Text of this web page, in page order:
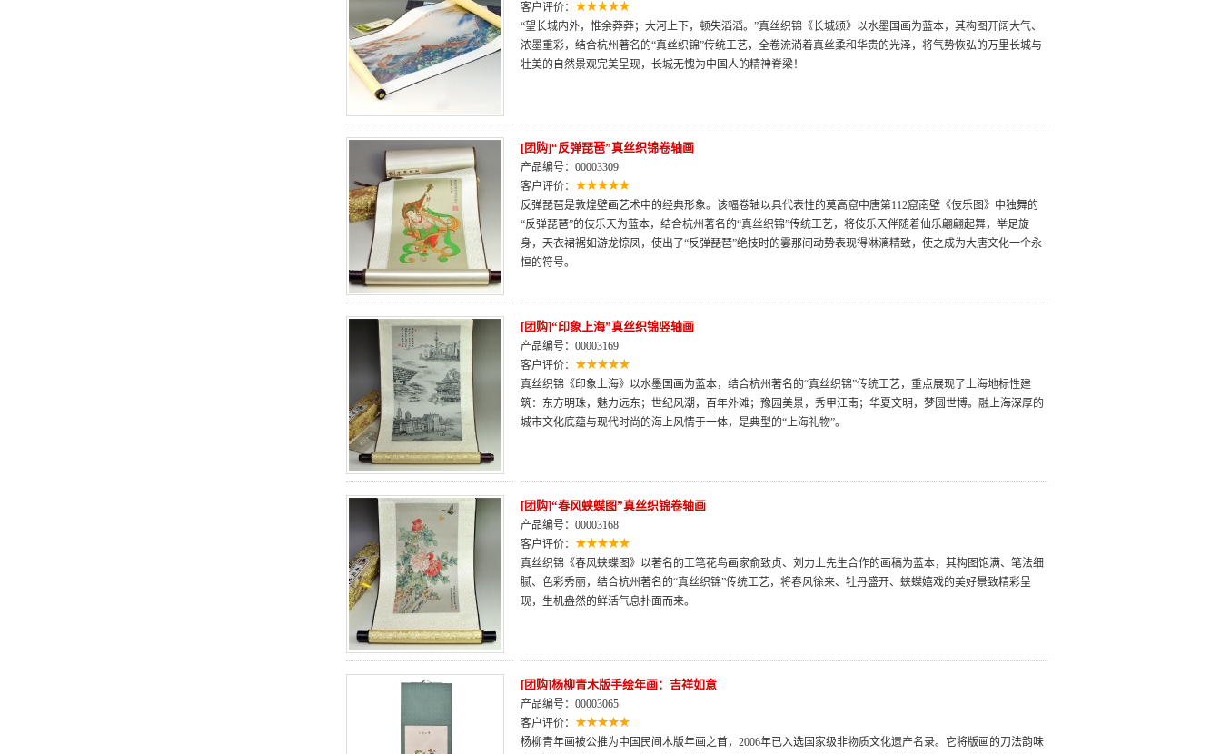
客户评价：
“望长城内外，惟余莽莽；大河上下，顿失滔滔。”真丝织锦《长城颂》以水墨国画为蓝本，其构图开阔大气、
浓墨重彩，结合杭州著名的“真丝织锦”传统工艺，全卷流淌着真丝柔和华贵的光泽，将气势恢弘的万里长城与
壮美的自然景观完美呈现，长城无愧为中国人的精神脊梁！
[团购]“反弹琵琶”真丝织锦卷轴画
产品编号：00003309
客户评价：
反弹琵琶是敦煌壁画艺术中的经典形象。该幅卷轴以具代表性的莫高窟中唐第112窟南壁《伎乐图》中独舞的
“反弹琵琶”的伎乐天为蓝本，结合杭州著名的“真丝织锦”传统工艺，将伎乐天伴随着仙乐翩翩起舞，举足旋
身，天衣裙裾如游龙惊凤，使出了“反弹琵琶”绝技时的霎那间动势表现得淋漓精致，使之成为大唐文化一个永
恒的符号。
[团购]“印象上海”真丝织锦竖轴画
产品编号：00003169
客户评价：
真丝织锦《印象上海》以水墨国画为蓝本，结合杭州著名的“真丝织锦”传统工艺，重点展现了上海地标性建
筑：东方明珠，魅力远东；世纪风潮，百年外滩；豫园美景，秀甲江南；华夏文明，梦圆世博。融上海深厚的
城市文化底蕴与现代时尚的海上风情于一体，是典型的“上海礼物”。
[团购]“春风蛱蝶图”真丝织锦卷轴画
产品编号：00003168
客户评价：
真丝织锦《春风蛱蝶图》以著名的工笔花鸟画家俞致贞、刘力上先生合作的画稿为蓝本，其构图饱满、笔法细
腻、色彩秀丽，结合杭州著名的“真丝织锦”传统工艺，将春风徐来、牡丹盛开、蛱蝶嬉戏的美好景致精彩呈
现，生机盎然的鲜活气息扑面而来。
[团购]杨柳青木版手绘年画：吉祥如意
产品编号：00003065
客户评价：
杨柳青年画被公推为中国民间木版年画之首，2006年已入选国家级非物质文化遗产名录。它将版画的刀法韵味